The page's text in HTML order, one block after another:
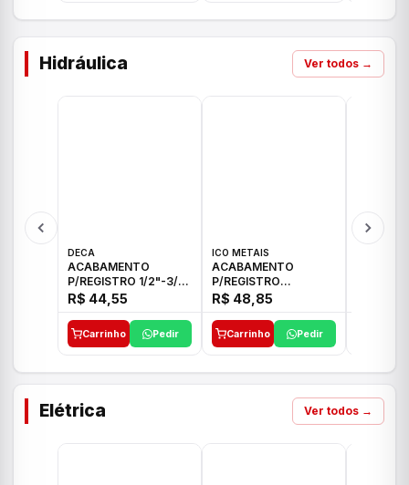
Hidráulica Ver todos →
DECA
ACABAMENTO
P/REGISTRO 1/2"-3/4"
E 1"C21.PQ DECA
R$ 44,55
Carrinho Pedir
ICO METAIS
ACABAMENTO
P/REGISTRO
1/2"-3/4"-1" ACB M
CS 33 ICO
R$ 48,85
Carrinho Pedir
Elétrica Ver todos →